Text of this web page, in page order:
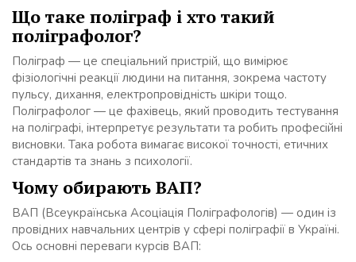
Що таке поліграф і хто такий
поліграфолог?
Поліграф — це спеціальний пристрій, що вимірює
фізіологічні реакції людини на питання, зокрема частоту
пульсу, дихання, електропровідність шкіри тощо.
Поліграфолог — це фахівець, який проводить тестування
на поліграфі, інтерпретує результати та робить професійні
висновки. Така робота вимагає високої точності, етичних
стандартів та знань з психології.
Чому обирають ВАП?
ВАП (Всеукраїнська Асоціація Поліграфологів) — один із
провідних навчальних центрів у сфері поліграфії в Україні.
Ось основні переваги курсів ВАП: